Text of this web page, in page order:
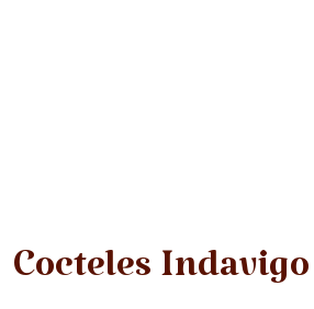
Cocteles Indavigo